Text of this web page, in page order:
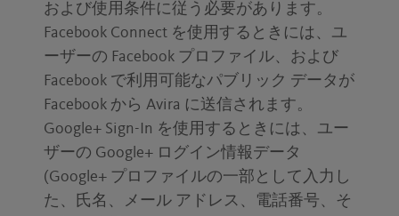
および使用条件に従う必要があります。
Facebook Connect を使用するときには、ユ
ーザーの Facebook プロファイル、および
Facebook で利用可能なパブリック データが
Facebook から Avira に送信されます。
Google+ Sign-In を使用するときには、ユー
ザーの Google+ ログイン情報データ
(Google+ プロファイルの一部として入力し
た、氏名、メール アドレス、電話番号、そ